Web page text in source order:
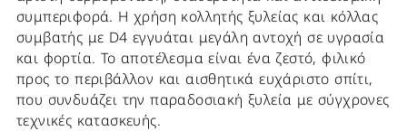
συμπεριφορά. Η χρήση κολλητής ξυλείας και κόλλας
συμβατής με D4 εγγυάται μεγάλη αντοχή σε υγρασία
και φορτία. Το αποτέλεσμα είναι ένα ζεστό, φιλικό
προς το περιβάλλον και αισθητικά ευχάριστο σπίτι,
που συνδυάζει την παραδοσιακή ξυλεία με σύγχρονες
τεχνικές κατασκευής.